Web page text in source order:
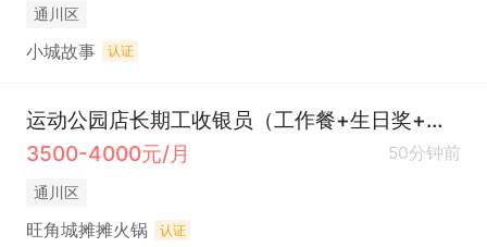
通川区
小城故事 认证
运动公园店长期工收银员（工作餐+生日奖+节日福利）
3500-4000元/月
50分钟前
通川区
旺角城摊摊火锅 认证